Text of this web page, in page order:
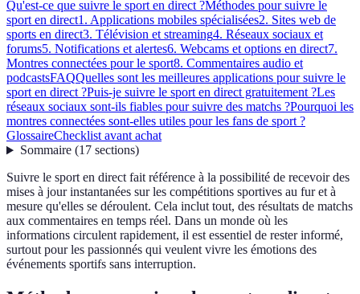
Qu'est-ce que suivre le sport en direct ?Méthodes pour suivre le
sport en direct1. Applications mobiles spécialisées2. Sites web de
sports en direct3. Télévision et streaming4. Réseaux sociaux et
forums5. Notifications et alertes6. Webcams et options en direct7.
Montres connectées pour le sport8. Commentaires audio et
podcastsFAQQuelles sont les meilleures applications pour suivre le
sport en direct ?Puis-je suivre le sport en direct gratuitement ?Les
réseaux sociaux sont-ils fiables pour suivre des matchs ?Pourquoi les
montres connectées sont-elles utiles pour les fans de sport ?
GlossaireChecklist avant achat
Sommaire(17 sections)
Suivre le sport en direct fait référence à la possibilité de recevoir des
mises à jour instantanées sur les compétitions sportives au fur et à
mesure qu'elles se déroulent. Cela inclut tout, des résultats de matchs
aux commentaires en temps réel. Dans un monde où les
informations circulent rapidement, il est essentiel de rester informé,
surtout pour les passionnés qui veulent vivre les émotions des
événements sportifs sans interruption.